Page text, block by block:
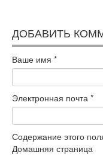
ДОБАВИТЬ
Ваше имя *
Электронная почта *
Содержание этого
Домашняя страница